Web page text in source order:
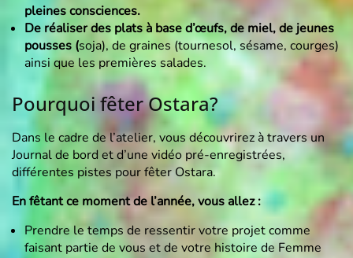
pleines consciences.
De réaliser des plats à base d’œufs, de miel, de jeunes
pousses (soja), de graines (tournesol, sésame, courges)
ainsi que les premières salades.
Pourquoi fêter Ostara?
Dans le cadre de l’atelier, vous découvrirez à travers un
Journal de bord et d’une vidéo pré-enregistrées,
différentes pistes pour fêter Ostara.
En fêtant ce moment de l’année, vous allez :
Prendre le temps de ressentir votre projet comme
faisant partie de vous et de votre histoire de Femme